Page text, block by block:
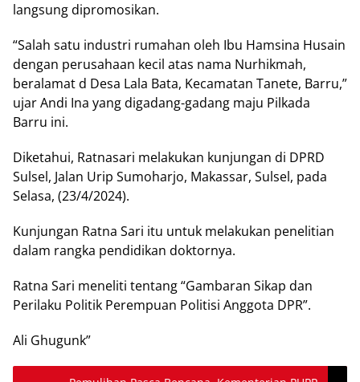
langsung dipromosikan.
“Salah satu industri rumahan oleh Ibu Hamsina Husain
dengan perusahaan kecil atas nama Nurhikmah,
beralamat d Desa Lala Bata, Kecamatan Tanete, Barru,”
ujar Andi Ina yang digadang-gadang maju Pilkada
Barru ini.
Diketahui, Ratnasari melakukan kunjungan di DPRD
Sulsel, Jalan Urip Sumoharjo, Makassar, Sulsel, pada
Selasa, (23/4/2024).
Kunjungan Ratna Sari itu untuk melakukan penelitian
dalam rangka pendidikan doktornya.
Ratna Sari meneliti tentang “Gambaran Sikap dan
Perilaku Politik Perempuan Politisi Anggota DPR”.
Ali Ghugunk”